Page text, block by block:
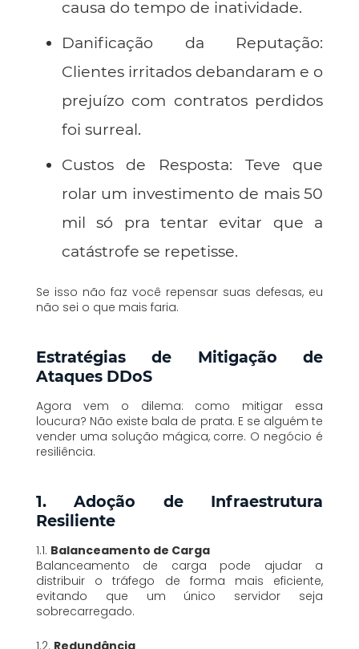
causa do tempo de inatividade.
Danificação da Reputação:
Clientes irritados debandaram e o
prejuízo com contratos perdidos
foi surreal.
Custos de Resposta: Teve que
rolar um investimento de mais 50
mil só pra tentar evitar que a
catástrofe se repetisse.
Se isso não faz você repensar suas defesas, eu
não sei o que mais faria.
Estratégias de Mitigação de
Ataques DDoS
Agora vem o dilema: como mitigar essa
loucura? Não existe bala de prata. E se alguém te
vender uma solução mágica, corre. O negócio é
resiliência.
1. Adoção de Infraestrutura
Resiliente
1.1. Balanceamento de Carga
Balanceamento de carga pode ajudar a
distribuir o tráfego de forma mais eficiente,
evitando que um único servidor seja
sobrecarregado.
1.2. Redundância